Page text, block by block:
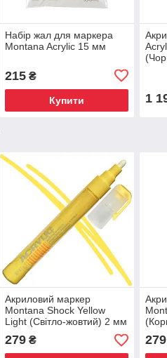
Набір жал для маркера
Montana Acrylic 15 мм
215₴
Купити 1
Акриловий маркер
Montana Shock Yellow
Light (Світло-жовтий) 2 мм
279₴ 279